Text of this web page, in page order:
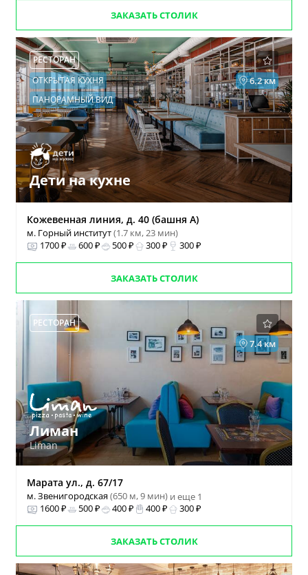
ЗАКАЗАТЬ СТОЛИК
РЕСТОРАН
6.2 км
ОТКРЫТАЯ КУХНЯ
ПАНОРАМНЫЙ ВИД
Дети на кухне
Кожевенная линия, д. 40 (башня А)
м. Горный институт(1.7 км, 23 мин)
1700 ₽
600 ₽ 500 ₽ 300 ₽ 300 ₽
ЗАКАЗАТЬ СТОЛИК
РЕСТОРАН
7.4 км
Лиман
Liman
Марата ул., д. 67/17
м. Звенигородская(650 м, 9 мин) и еще 1
1600 ₽
500 ₽ 400 ₽ 400 ₽ 300 ₽
ЗАКАЗАТЬ СТОЛИК